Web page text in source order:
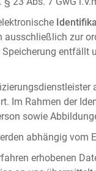
zur
Im Rahmen der
sowie
abhängig vom
erhobenen